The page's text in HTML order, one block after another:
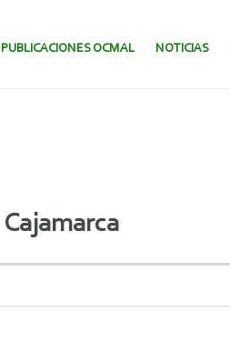
PUBLICACIONES OCMAL NOTICIAS